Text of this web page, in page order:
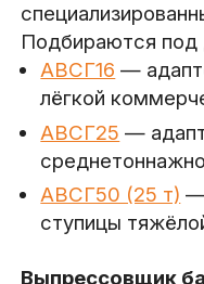
Подбираются под
АВСГ16 —
лёгкой
АВСГ25 —
АВСГ50 (25 т) —
ступицы
Выпрессовщик